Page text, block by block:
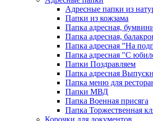
Адресные папки из
Папки из кожзама
Папка адресная,
Папка адресная,
Папка адресная "На
Папка адресная "C
Папки Поздравляем
Папка адресная
Папка меню для
Папки МВД
Папка Военная присяга
Папка Торжественная
Корочки для документов